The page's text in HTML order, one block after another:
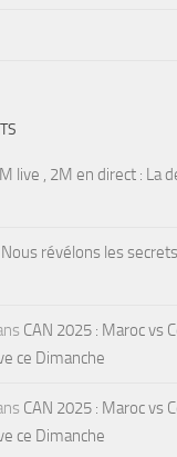
live , 2M en direct : La
Nous révélons les
CAN 2025 : Maroc vs
ce Dimanche
CAN 2025 : Maroc vs
ce Dimanche